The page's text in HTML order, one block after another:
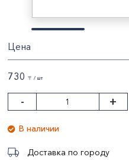
Цена
730 〒 / шт
- +
В наличии
Доставка по городу